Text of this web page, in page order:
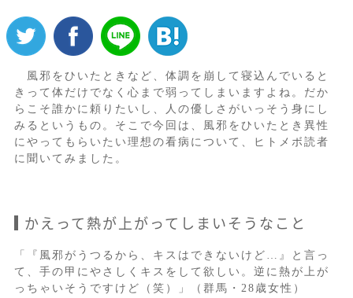
風邪をひいたときなど、体調を崩して寝込んでいると
きって体だけでなく心まで弱ってしまいますよね。だか
らこそ誰かに頼りたいし、人の優しさがいっそう身にし
みるというもの。そこで今回は、風邪をひいたとき異性
にやってもらいたい理想の看病について、ヒトメボ読者
に聞いてみました。
かえって熱が上がってしまいそうなこと
「『風邪がうつるから、キスはできないけど…』と言っ
て、手の甲にやさしくキスをして欲しい。逆に熱が上が
っちゃいそうですけど（笑）」（群馬・28歳女性）